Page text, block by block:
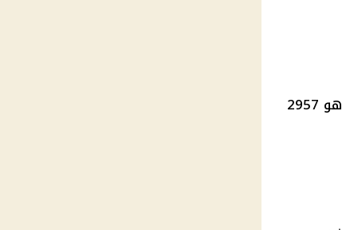
سعر الذهب عيار 18 بمنتصف تعاملات اليوم الاثنين 19 أغسطس 2024 هو 2957